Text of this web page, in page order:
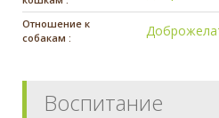
Отношение к
собакам :
Воспитание